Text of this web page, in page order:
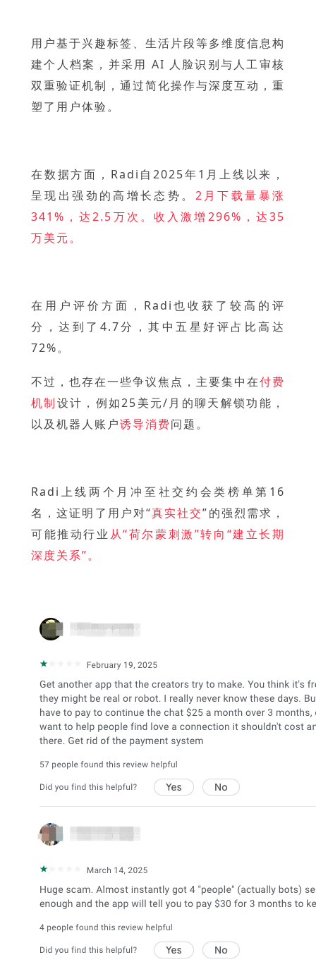
用户基于兴趣标签、生活片段等多维度信息构
建个人档案，并采用 AI 人脸识别与人工审核
双重验证机制，通过简化操作与深度互动，重
塑了用户体验。
在数据方面，Radi自2025年1月上线以来，
呈现出强劲的高增长态势。 2月下载量暴涨
341%，达2.5万次。收入激增296%，达35
万美元。
在用户评价方面，Radi也收获了较高的评
分，达到了4.7分，其中五星好评占比高达
72%。
不过，也存在一些争议焦点，主要集中在付费
机制设计，例如25美元/月的聊天解锁功能，
以及机器人账户诱导消费问题。
Radi上线两个月冲至社交约会类榜单第16
名，这证明了用户对“真实社交”的强烈需求，
可能推动行业 从“荷尔蒙刺激”转向“建立长期
深度关系”。